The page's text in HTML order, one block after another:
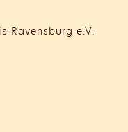
Ravensburg e.V.